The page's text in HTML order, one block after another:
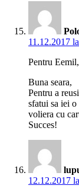
11.12.2017
Pentru
Buna seara,
Pentru a
sfatui sa iei o
voliera cu
Succes!
12.12.2017